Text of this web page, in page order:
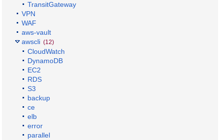
TransitGateway
VPN
WAF
aws-vault
awscli (12)
CloudWatch
DynamoDB
EC2
RDS
S3
backup
ce
elb
error
parallel